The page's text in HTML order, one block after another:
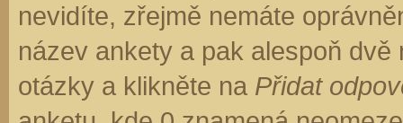
nevidíte, zřejmě nemáte
název ankety a pak alespoň
otázky a klikněte na Přidat